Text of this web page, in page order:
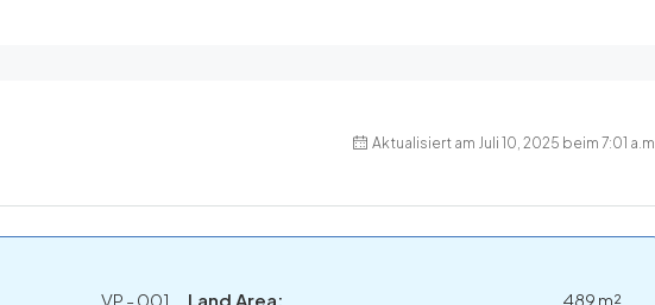
Aktualisiert am Juli 10, 2025 beim 7:01 a.m.
VP - 001 Land Area: 489 m²